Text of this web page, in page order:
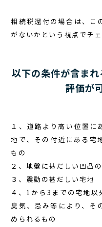
相続税還付の場合は、こ
がないかという視点でチ
以下の条件が含ま
評価が
１、道路より高い位置に
地で、その付近にある宅
もの
２、地盤に甚だしい凹凸
３、震動の甚だしい宅地
４、1から3までの宅地以
臭気、忌み等により、そ
められるもの